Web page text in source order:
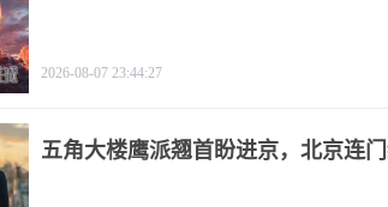
2026-08-07 23:44:27
五角大楼鹰派翘首盼进京，北京连